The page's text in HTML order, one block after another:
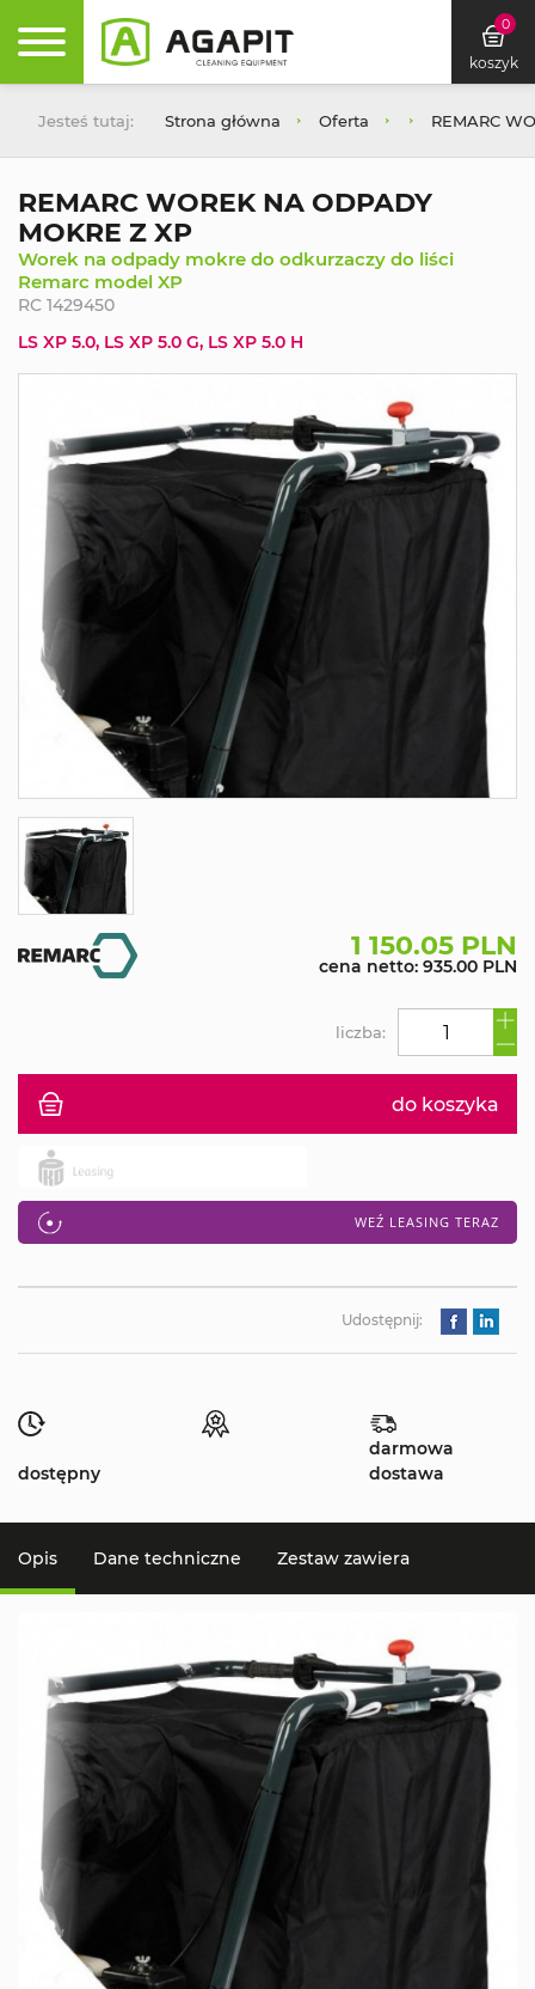
0
koszyk
Jesteś tutaj: Strona główna Oferta REMARC
REMARC WOREK NA ODPADY
MOKRE Z XP
Worek na odpady mokre do odkurzaczy do liści
Remarc model XP
RC 1429450
LS XP 5.0, LS XP 5.0 G, LS XP 5.0 H
1 150.05 PLN
cena netto: 935.00 PLN
do koszyka
WEŹ LEASING TERAZ
liczba:
Udostępnij:
dostępny
darmowa
dostawa
Opis Dane techniczne Zestaw zawiera